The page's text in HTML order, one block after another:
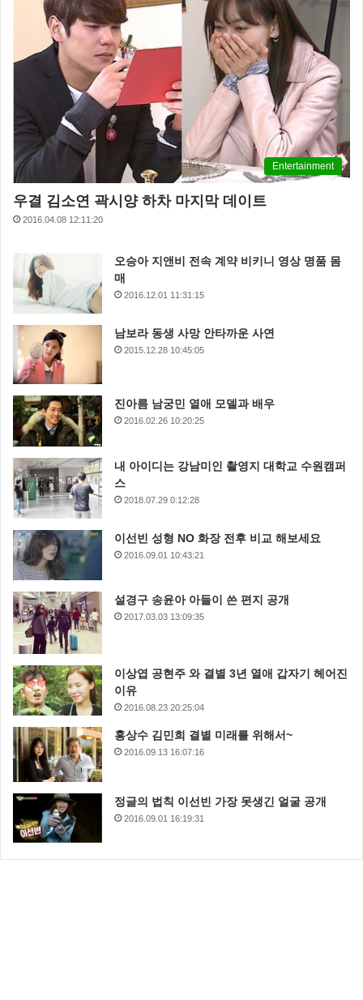
Entertainment
우결 김소연 곽시양 하차 마지막 데이트
2016.04.08 12:11:20
오승아 지앤비 전속 계약 비키니 영상 명품 몸
매
2016.12.01 11:31:15
남보라 동생 사망 안타까운 사연
2015.12.28 10:45:05
진아름 남궁민 열애 모델과 배우
2016.02.26 10:20:25
내 아이디는 강남미인 촬영지 대학교 수원캠퍼
스
2018.07.29 0:12:28
이선빈 성형 NO 화장 전후 비교 해보세요
2016.09.01 10:43:21
설경구 송윤아 아들이 쓴 편지 공개
2017.03.03 13:09:35
이상엽 공현주 와 결별 3년 열애 갑자기 헤어진
이유
2016.08.23 20:25:04
홍상수 김민희 결별 미래를 위해서~
2016.09.13 16:07:16
정글의 법칙 이선빈 가장 못생긴 얼굴 공개
2016.09.01 16:19:31